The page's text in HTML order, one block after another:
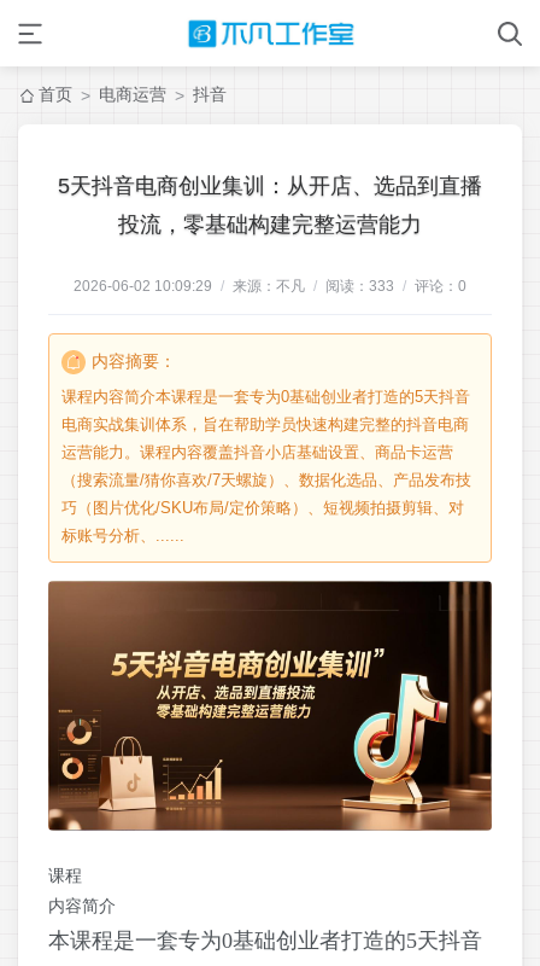
首页 > 电商运营 > 抖音
5天抖音电商创业集训：从开店、选品到直播
投流，零基础构建完整运营能力
2026-06-02 10:09:29 / 来源：不凡 / 阅读： 333 / 评论： 0
内容摘要：
课程内容简介本课程是一套专为0基础创业者打造的5天抖音
电商实战集训体系，旨在帮助学员快速构建完整的抖音电商
运营能力。课程内容覆盖抖音小店基础设置、商品卡运营
（搜索流量/猜你喜欢/7天螺旋）、数据化选品、产品发布技
巧（图片优化/SKU布局/定价策略）、短视频拍摄剪辑、对
标账号分析、......
课程
内容简介
本课程是一套专为0基础创业者打造的5天抖音